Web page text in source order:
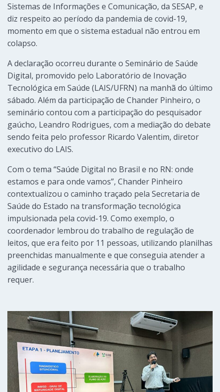
Sistemas de Informações e Comunicação, da SESAP, e
diz respeito ao período da pandemia de covid-19,
momento em que o sistema estadual não entrou em
colapso.
A declaração ocorreu durante o Seminário de Saúde
Digital, promovido pelo Laboratório de Inovação
Tecnológica em Saúde (LAIS/UFRN) na manhã do último
sábado. Além da participação de Chander Pinheiro, o
seminário contou com a participação do pesquisador
gaúcho, Leandro Rodrigues, com a mediação do debate
sendo feita pelo professor Ricardo Valentim, diretor
executivo do LAIS.
Com o tema “Saúde Digital no Brasil e no RN: onde
estamos e para onde vamos”, Chander Pinheiro
contextualizou o caminho traçado pela Secretaria de
Saúde do Estado na transformação tecnológica
impulsionada pela covid-19. Como exemplo, o
coordenador lembrou do trabalho de regulação de
leitos, que era feito por 11 pessoas, utilizando planilhas
preenchidas manualmente e que conseguia atender a
agilidade e segurança necessária que o trabalho
requer.